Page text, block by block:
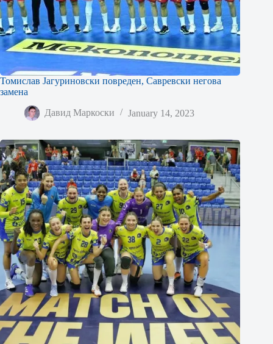
Томислав Јагуриновски повреден, Савревски негова
замена
Давид Маркоски January 14, 2023